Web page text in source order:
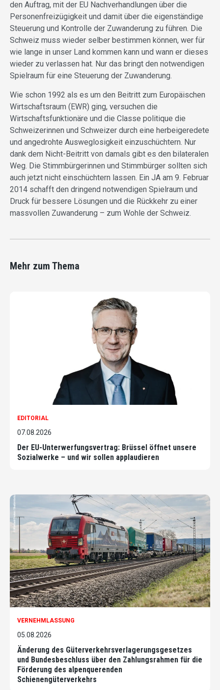
den Auftrag, mit der EU Nachverhandlungen über die
Personenfreizügigkeit und damit über die eigenständige
Steuerung und Kontrolle der Zuwanderung zu führen. Die
Schweiz muss wieder selber bestimmen können, wer für
wie lange in unser Land kommen kann und wann er dieses
wieder zu verlassen hat. Nur das bringt den notwendigen
Spielraum für eine Steuerung der Zuwanderung.
Wie schon 1992 als es um den Beitritt zum Europäischen
Wirtschaftsraum (EWR) ging, versuchen die
Wirtschaftsfunktionäre und die Classe politique die
Schweizerinnen und Schweizer durch eine herbeigeredete
und angedrohte Ausweglosigkeit einzuschüchtern. Nur
dank dem Nicht-Beitritt von damals gibt es den bilateralen
Weg. Die Stimmbürgerinnen und Stimmbürger sollten sich
auch jetzt nicht einschüchtern lassen. Ein JA am 9. Februar
2014 schafft den dringend notwendigen Spielraum und
Druck für bessere Lösungen und die Rückkehr zu einer
massvollen Zuwanderung – zum Wohle der Schweiz.
Mehr zum Thema
EDITORIAL
07.08.2026
Der EU-Unterwerfungsvertrag: Brüssel öffnet unsere
Sozialwerke – und wir sollen applaudieren
VERNEHMLASSUNG
05.08.2026
Änderung des Güterverkehrsverlagerungsgesetzes
und Bundesbeschluss über den Zahlungsrahmen für die
Förderung des alpenquerenden
Schienengüterverkehrs